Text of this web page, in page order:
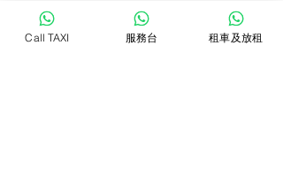
Dorable yong 追蹤
Call TAXI 服務台 租車及放租